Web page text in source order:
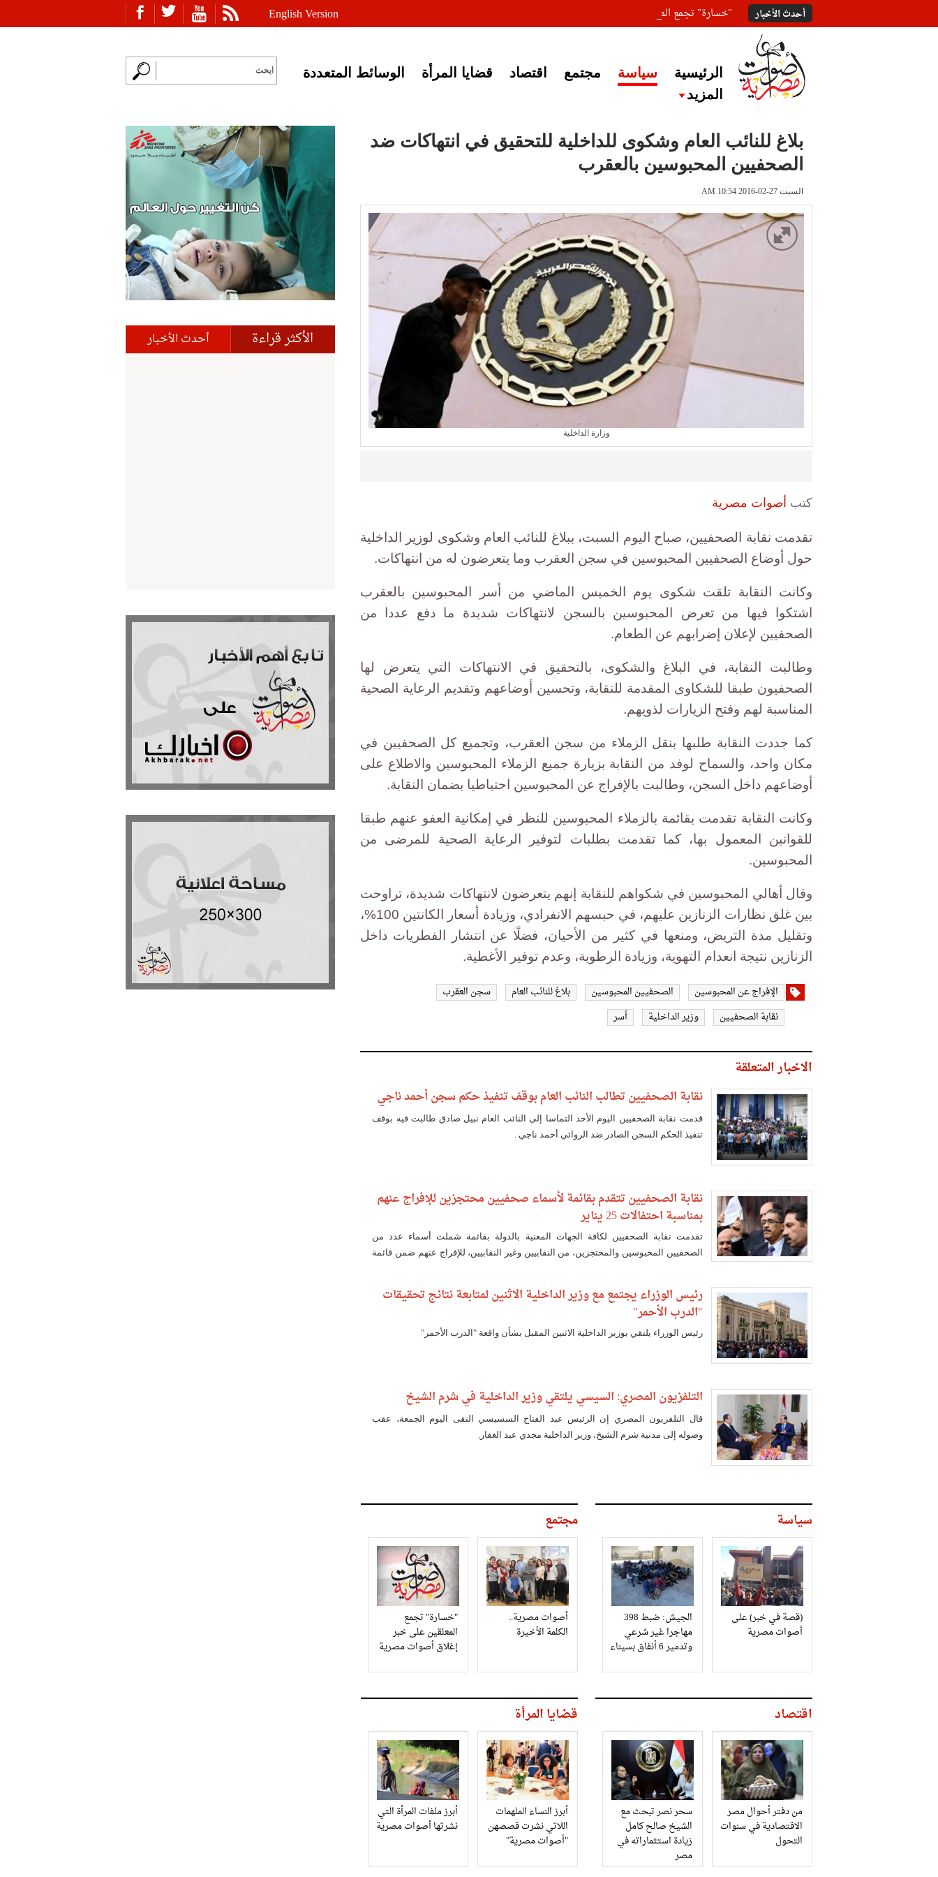
English Version أحدث الأخبار "خسارة" تجمع المعلقين على خبر إغلاق أصوات مصرية
الرئيسية سياسة مجتمع اقتصاد قضايا المرأة
الوسائط المتعددة
المزيد
بلاغ للنائب العام وشكوى للداخلية للتحقيق في انتهاكات ضد
الصحفيين المحبوسين بالعقرب
السبت 27-02-2016 AM 10:54
وزارة الداخلية
كتب أصوات مصرية
تقدمت نقابة الصحفيين، صباح اليوم السبت، ببلاغ للنائب العام وشكوى لوزير الداخلية
حول أوضاع الصحفيين المحبوسين في سجن العقرب وما يتعرضون له من انتهاكات.
وكانت النقابة تلقت شكوى يوم الخميس الماضي من أسر المحبوسين بالعقرب
اشتكوا فيها من تعرض المحبوسين بالسجن لانتهاكات شديدة ما دفع عددا من
الصحفيين لإعلان إضرابهم عن الطعام.
وطالبت النقابة، في البلاغ والشكوى، بالتحقيق في الانتهاكات التي يتعرض لها
الصحفيون طبقا للشكاوى المقدمة للنقابة، وتحسين أوضاعهم وتقديم الرعاية الصحية
المناسبة لهم وفتح الزيارات لذويهم.
كما جددت النقابة طلبها بنقل الزملاء من سجن العقرب، وتجميع كل الصحفيين في
مكان واحد، والسماح لوفد من النقابة بزيارة جميع الزملاء المحبوسين والاطلاع على
أوضاعهم داخل السجن، وطالبت بالإفراج عن المحبوسين احتياطيا بضمان النقابة.
وكانت النقابة تقدمت بقائمة بالزملاء المحبوسين للنظر في إمكانية العفو عنهم طبقا
للقوانين المعمول بها، كما تقدمت بطلبات لتوفير الرعاية الصحية للمرضى من
المحبوسين.
وقال أهالي المحبوسين في شكواهم للنقابة إنهم يتعرضون لانتهاكات شديدة، تراوحت
بين غلق نظارات الزنازين عليهم، في حبسهم الانفرادي، وزيادة أسعار الكانتين 100%،
وتقليل مدة التريض، ومنعها في كثير من الأحيان، فضلًا عن انتشار الفطريات داخل
الزنازين نتيجة انعدام التهوية، وزيادة الرطوبة، وعدم توفير الأغطية.
الإفراج عن المحبوسين الصحفيين المحبوسين بلاغ للنائب العام
سجن العقرب
نقابة الصحفيين
وزير الداخلية أسر
الاخبار المتعلقة
نقابة الصحفيين تطالب النائب العام بوقف تنفيذ حكم سجن أحمد ناجي
قدمت نقابة الصحفيين اليوم الأحد التماسا إلى النائب العام نبيل صادق طالبت فيه بوقف
تنفيذ الحكم السجن الصادر ضد الروائي أحمد ناجي .
نقابة الصحفيين تتقدم بقائمة لأسماء صحفيين محتجزين للإفراج عنهم
بمناسبة احتفالات 25 يناير
تقدمت نقابة الصحفيين لكافة الجهات المعنية بالدولة بقائمة شملت أسماء عدد من
الصحفيين المحبوسين والمحتجزين، من النقابيين وغير النقابيين، للإفراج عنهم ضمن قائمة
رئيس الوزراء يجتمع مع وزير الداخلية الاثنين لمتابعة نتائج تحقيقات
"الدرب الأحمر"
رئيس الوزراء يلتقي بوزير الداخلية الاثنين المقبل بشأن واقعة "الدرب الأحمر"
التلفزيون المصري: السيسي يلتقي وزير الداخلية في شرم الشيخ
قال التلفزيون المصري إن الرئيس عبد الفتاح السسيسي التقى اليوم الجمعة، عقب
وصوله إلى مدنية شرم الشيخ، وزير الداخلية مجدي عبد الغفار.
سياسة
(قصة في خبر) على
أصوات مصرية
الجيش: ضبط 398
مهاجرا غير شرعي
وتدمير 6 أنفاق بسيناء
مجتمع
أصوات مصرية..
الكلمة الأخيرة
"خسارة" تجمع
المعلقين على خبر
إغلاق أصوات مصرية
اقتصاد
من دفتر أحوال مصر
الاقتصادية في سنوات
التحول
سحر نصر تبحث مع
الشيخ صالح كامل
زيادة استثماراته في
مصر
قضايا المرأة
أبرز النساء الملهمات
اللاتي نشرت قصصهن
"أصوات مصرية"
أبرز ملفات المرأة التي
نشرتها أصوات مصرية
الأكثر قراءة أحدث الأخبار